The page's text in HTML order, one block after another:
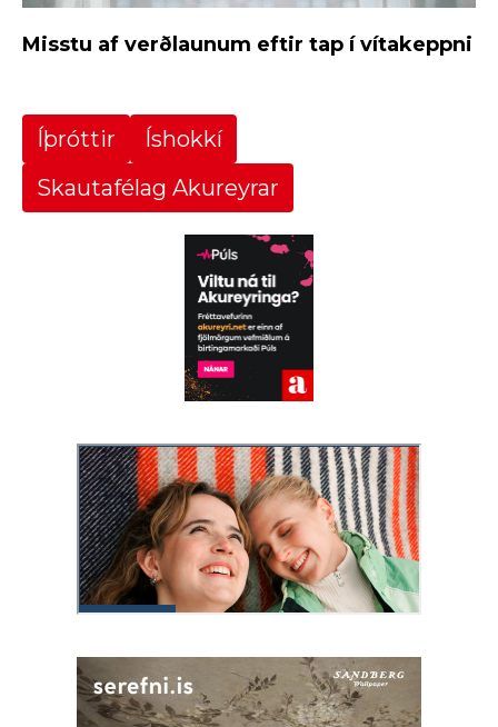
Misstu af verðlaunum eftir tap í vítakeppni
Íþróttir
Íshokkí
Skautafélag Akureyrar